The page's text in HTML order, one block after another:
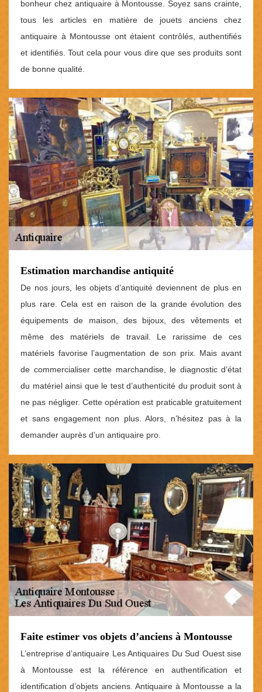
bonheur chez antiquaire à Montousse. Soyez sans crainte,
tous les articles en matière de jouets anciens chez
antiquaire à Montousse ont étaient contrôlés, authentifiés
et identifiés. Tout cela pour vous dire que ses produits sont
de bonne qualité.
Estimation marchandise antiquité
De nos jours, les objets d’antiquité deviennent de plus en
plus rare. Cela est en raison de la grande évolution des
équipements de maison, des bijoux, des vêtements et
même des matériels de travail. Le rarissime de ces
matériels favorise l’augmentation de son prix. Mais avant
de commercialiser cette marchandise, le diagnostic d’état
du matériel ainsi que le test d’authenticité du produit sont à
ne pas négliger. Cette opération est praticable gratuitement
et sans engagement non plus. Alors, n’hésitez pas à la
demander auprès d’un antiquaire pro.
Faite estimer vos objets d’anciens à Montousse
L’entreprise d’antiquaire Les Antiquaires Du Sud Ouest sise
à Montousse est la référence en authentification et
identification d’objets anciens. Antiquaire à Montousse a la